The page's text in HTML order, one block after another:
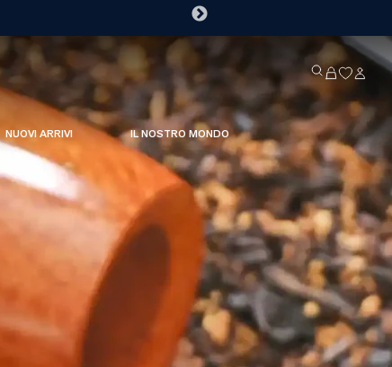
NUOVI ARRIVI IL NOSTRO MONDO